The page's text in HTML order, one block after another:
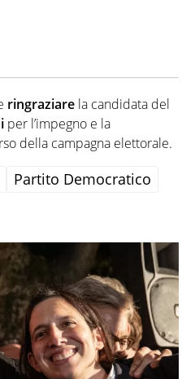
ringraziare la candidata del
per l’impegno e la
della campagna elettorale.
Partito Democratico